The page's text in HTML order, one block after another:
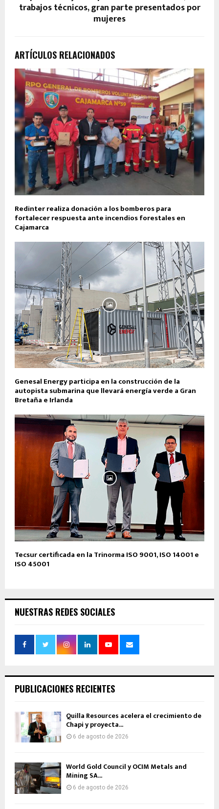
trabajos técnicos, gran parte presentados por
mujeres
ARTÍCULOS RELACIONADOS
Redinter realiza donación a los bomberos para
fortalecer respuesta ante incendios forestales en
Cajamarca
Genesal Energy participa en la construcción de la
autopista submarina que llevará energía verde a Gran
Bretaña e Irlanda
Tecsur certificada en la Trinorma ISO 9001, ISO 14001 e
ISO 45001
NUESTRAS REDES SOCIALES
PUBLICACIONES RECIENTES
Quilla Resources acelera el crecimiento de
Chapi y proyecta...
6 de agosto de 2026
World Gold Council y OCIM Metals and
Mining SA...
6 de agosto de 2026